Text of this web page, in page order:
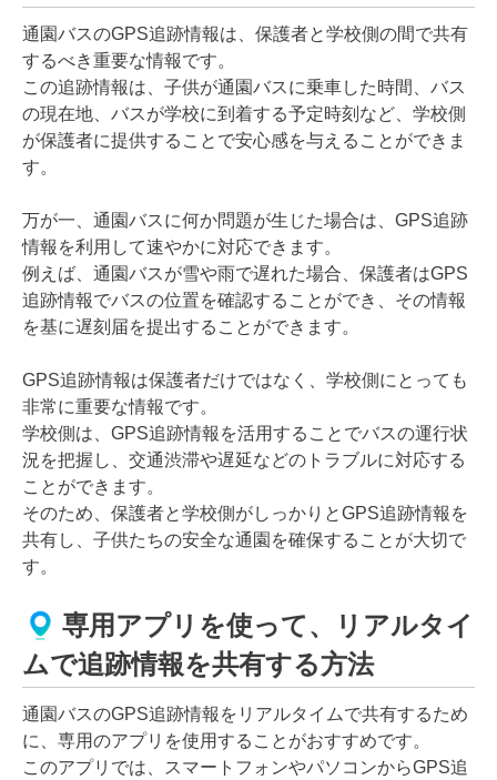
通園バスのGPS追跡情報は、保護者と学校側の間で共有
するべき重要な情報です。
この追跡情報は、子供が通園バスに乗車した時間、バス
の現在地、バスが学校に到着する予定時刻など、学校側
が保護者に提供することで安心感を与えることができま
す。
万が一、通園バスに何か問題が生じた場合は、GPS追跡
情報を利用して速やかに対応できます。
例えば、通園バスが雪や雨で遅れた場合、保護者はGPS
追跡情報でバスの位置を確認することができ、その情報
を基に遅刻届を提出することができます。
GPS追跡情報は保護者だけではなく、学校側にとっても
非常に重要な情報です。
学校側は、GPS追跡情報を活用することでバスの運行状
況を把握し、交通渋滞や遅延などのトラブルに対応する
ことができます。
そのため、保護者と学校側がしっかりとGPS追跡情報を
共有し、子供たちの安全な通園を確保することが大切で
す。
専用アプリを使って、リアルタイ
ムで追跡情報を共有する方法
通園バスのGPS追跡情報をリアルタイムで共有するため
に、専用のアプリを使用することがおすすめです。
このアプリでは、スマートフォンやパソコンからGPS追